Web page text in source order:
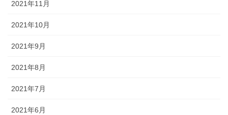
2021年11月
2021年10月
2021年9月
2021年8月
2021年7月
2021年6月